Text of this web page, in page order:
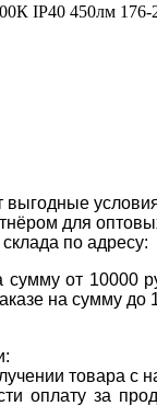
IP40 450лм
для
по адресу:
от 10000
на сумму
товара с
оплату за